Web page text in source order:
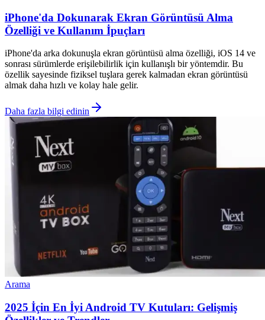
iPhone'da Dokunarak Ekran Görüntüsü Alma
Özelliği ve Kullanım İpuçları
iPhone'da arka dokunuşla ekran görüntüsü alma özelliği, iOS 14 ve
sonrası sürümlerde erişilebilirlik için kullanışlı bir yöntemdir. Bu
özellik sayesinde fiziksel tuşlara gerek kalmadan ekran görüntüsü
almak daha hızlı ve kolay hale gelir.
Daha fazla bilgi edinin
Arama
2025 İçin En İyi Android TV Kutuları: Gelişmiş